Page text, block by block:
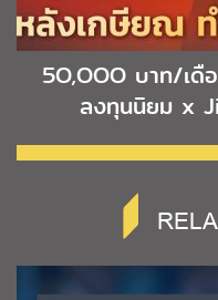
5O,OOO บาท/เ
ลงทุนนิยม x